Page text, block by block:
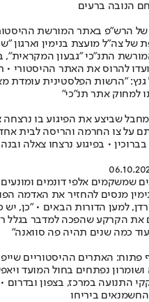
הנובה ברעים
של הרש"פ באתר המורשת
של צה"ל מועצת בנימין וארגון
התנ"כי "גבעון המקראית",
להרוס את האתר ההיסטורי •
גנץ: "הרשות הפלסטינית עומדת
למחוק אתר תנ"כי"
שביצע את הפיגוע בו נרצחה
על צו החרמה והריסה לבית
• בפיגוע נרצחו צאלה
שמשקמים אלפי דונמים
מנסים להחזיר את האדמה
למען הדורות הבאים • "כן, יש
את הקרקע שהפכה למדבר בגלל
כמה שנים תהיה פה סוואנה"
פתוח: האתרים ההיסטוריים
נפתחים בחול המועד
התנועה במרכז, בצפון ובדרום
ביריחו